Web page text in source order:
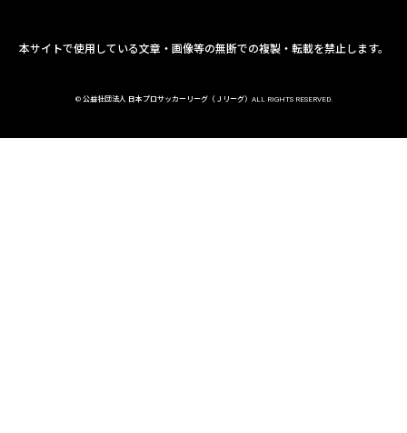
本サイトで使用している文章・画像等の無断での複製・転載を禁止します。
© 公益社団法人 日本プロサッカーリーグ（Ｊリーグ）ALL RIGHTS RESERVED.